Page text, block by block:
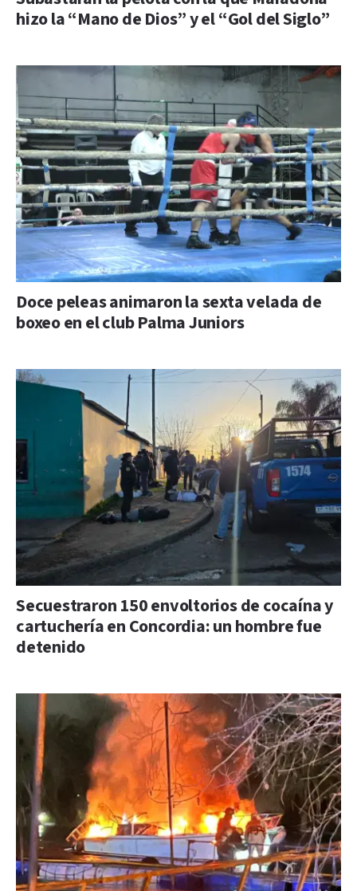
hizo la “Mano de Dios” y el “Gol del Siglo”
Doce peleas animaron la sexta velada de
boxeo en el club Palma Juniors
Secuestraron 150 envoltorios de cocaína y
cartuchería en Concordia: un hombre fue
detenido